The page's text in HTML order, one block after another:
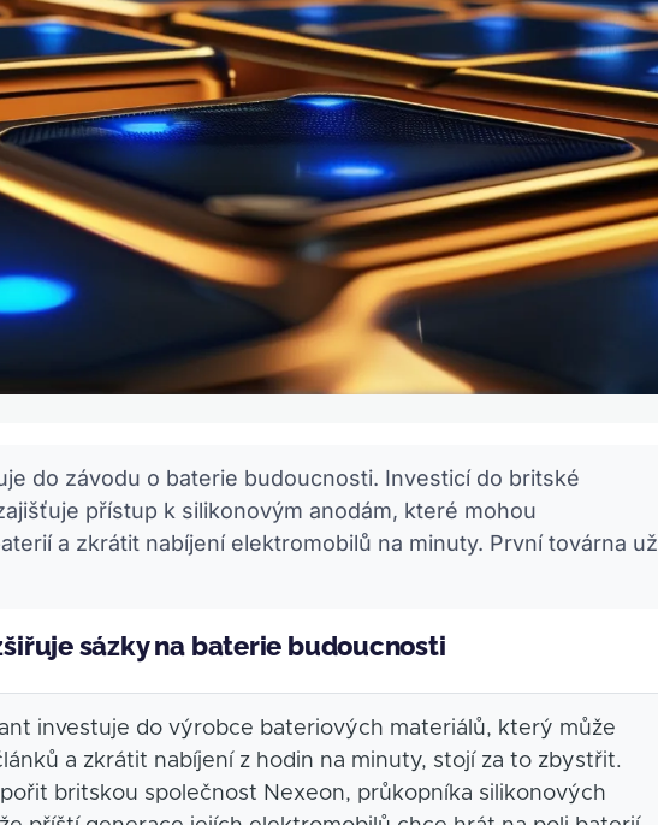
do závodu o baterie budoucnosti. Investicí do britské
přístup k silikonovým anodám, které mohou
a zkrátit nabíjení elektromobilů na minuty. První továrna už
sázky na baterie budoucnosti
investuje do výrobce bateriových materiálů, který může
a zkrátit nabíjení z hodin na minuty, stojí za to zbystřit.
britskou společnost Nexeon, průkopníka silikonových